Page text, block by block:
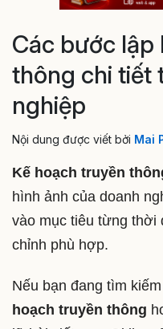
Các bước lập
thông chi tiết
nghiệp
Nội dung được viết bởi Mai
Kế hoạch truyền
hình ảnh của doanh
vào mục tiêu từng thời
chỉnh phù hợp.
Nếu bạn đang tìm
hoạch truyền thông